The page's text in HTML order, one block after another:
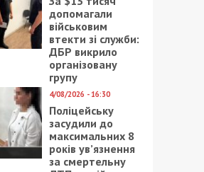
допомагали
військовим
втекти зі служби:
ДБР викрило
організовану
групу
4/08/2026 - 16:30
Поліцейську
засудили до
максимальних 8
років ув’язнення
за смертельну